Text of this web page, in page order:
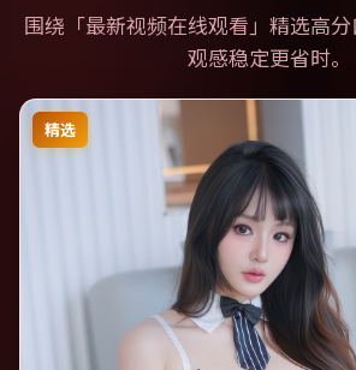
围绕「最新视频在线观看 」精选高分
观感稳定更省时。
精选